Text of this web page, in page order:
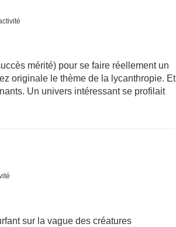
mérité) pour se faire réellement un
originale le thème de la lycanthropie. Et
Un univers intéressant se profilait
sur la vague des créatures